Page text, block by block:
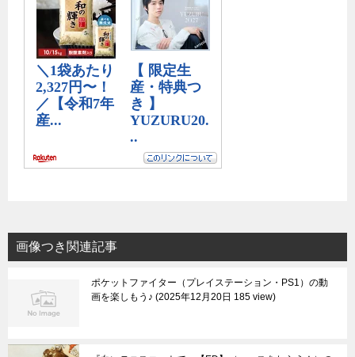
画像つき関連記事
ポケットファイター（プレイステーション・PS1）の動
画を楽しもう♪ 2025年12月20日 185 view